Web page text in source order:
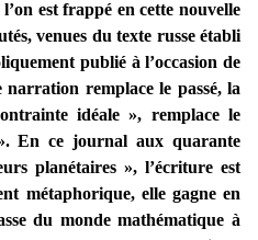
est frappé en cette nouvelle
venues du texte russe établi
publié à l’occasion de
remplace le passé, la
idéale », remplace le
En ce journal aux quarante
planétaires », l’écriture est
métaphorique, elle gagne en
du monde mathématique à